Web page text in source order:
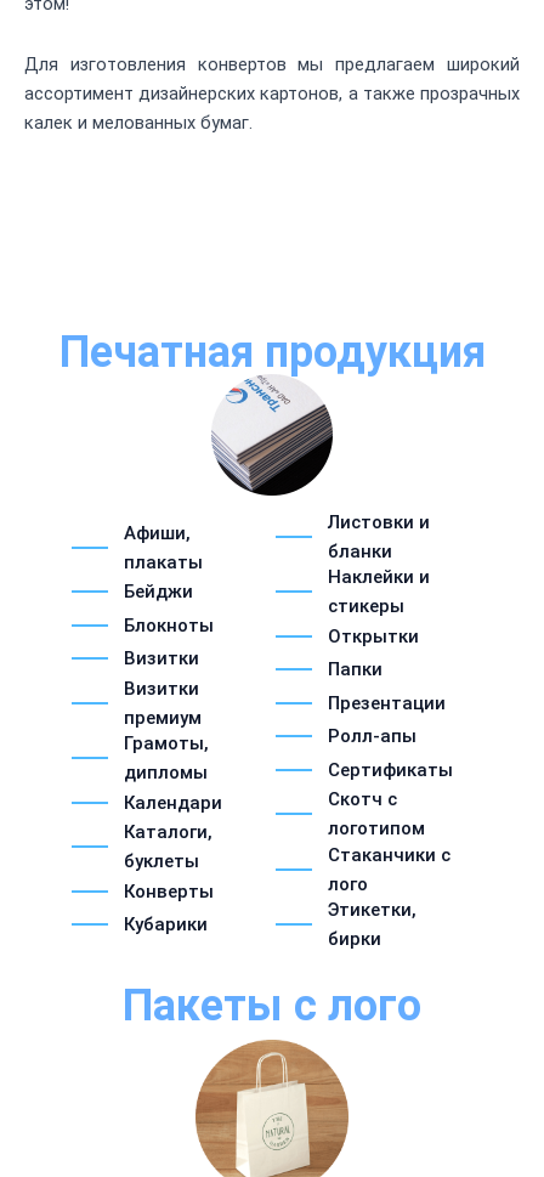
Для изготовления конвертов мы предлагаем широкий
ассортимент дизайнерских картонов, а также прозрачных
калек и мелованных бумаг.
Печатная продукция
Афиши,
плакаты
Бейджи
Блокноты
Визитки
Визитки
премиум
Грамоты,
дипломы
Календари
Каталоги,
буклеты
Конверты
Кубарики
Листовки и
бланки
Наклейки и
стикеры
Открытки
Папки
Презентации
Ролл-апы
Сертификаты
Скотч с
логотипом
Стаканчики с
лого
Этикетки,
бирки
Пакеты с лого